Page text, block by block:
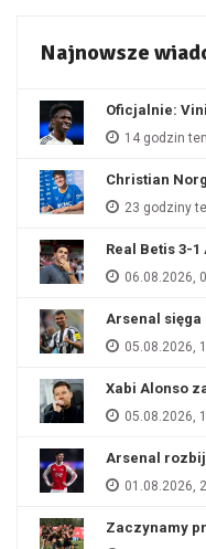
Najnowsze
Oficjalnie:
14 godzin
Christian
23 godziny
Real Betis 3-
06.08.2026,
Arsenal sięga
05.08.2026,
Xabi Alonso
05.08.2026,
Arsenal
01.08.2026,
Zaczynamy